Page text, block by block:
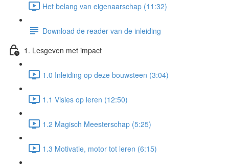
Het belang van eigenaarschap (11:32)
Download de reader van de inleiding
1. Lesgeven met impact
1.0 Inleiding op deze bouwsteen (3:04)
1.1 Visies op leren (12:50)
1.2 Magisch Meesterschap (5:25)
1.3 Motivatie, motor tot leren (6:15)